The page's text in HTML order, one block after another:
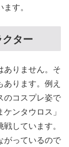
す。
ター
ありません。そ
ります。例え
のコスプレ姿で
ンタウロス」
しています。
がっているので